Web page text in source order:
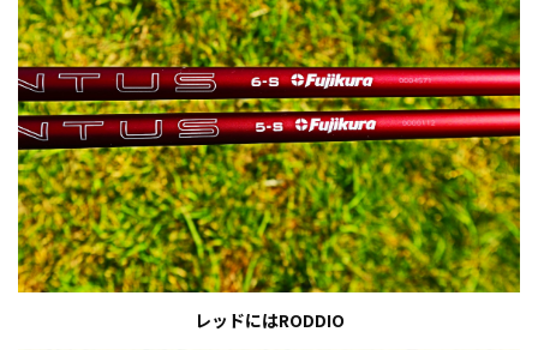
レッドにはRODDIO